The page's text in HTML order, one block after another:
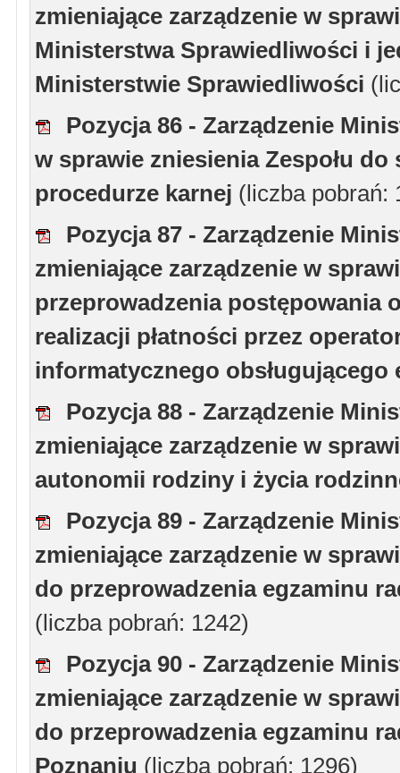
zmieniające zarządzenie w
Ministerstwa Sprawiedliwości i
Ministerstwie Sprawiedliwości
Pozycja 86 - Zarządzenie
w sprawie zniesienia Zespołu
procedurze karnej (liczba pobrań:
Pozycja 87 - Zarządzenie
zmieniające zarządzenie w
przeprowadzenia postępowania
realizacji płatności przez
informatycznego obsługującego
Pozycja 88 - Zarządzenie
zmieniające zarządzenie w
autonomii rodziny i życia
Pozycja 89 - Zarządzenie
zmieniające zarządzenie w
do przeprowadzenia egzaminu
(liczba pobrań: 1242)
Pozycja 90 - Zarządzenie
zmieniające zarządzenie w
do przeprowadzenia egzaminu
Poznaniu (liczba pobrań: 1296)